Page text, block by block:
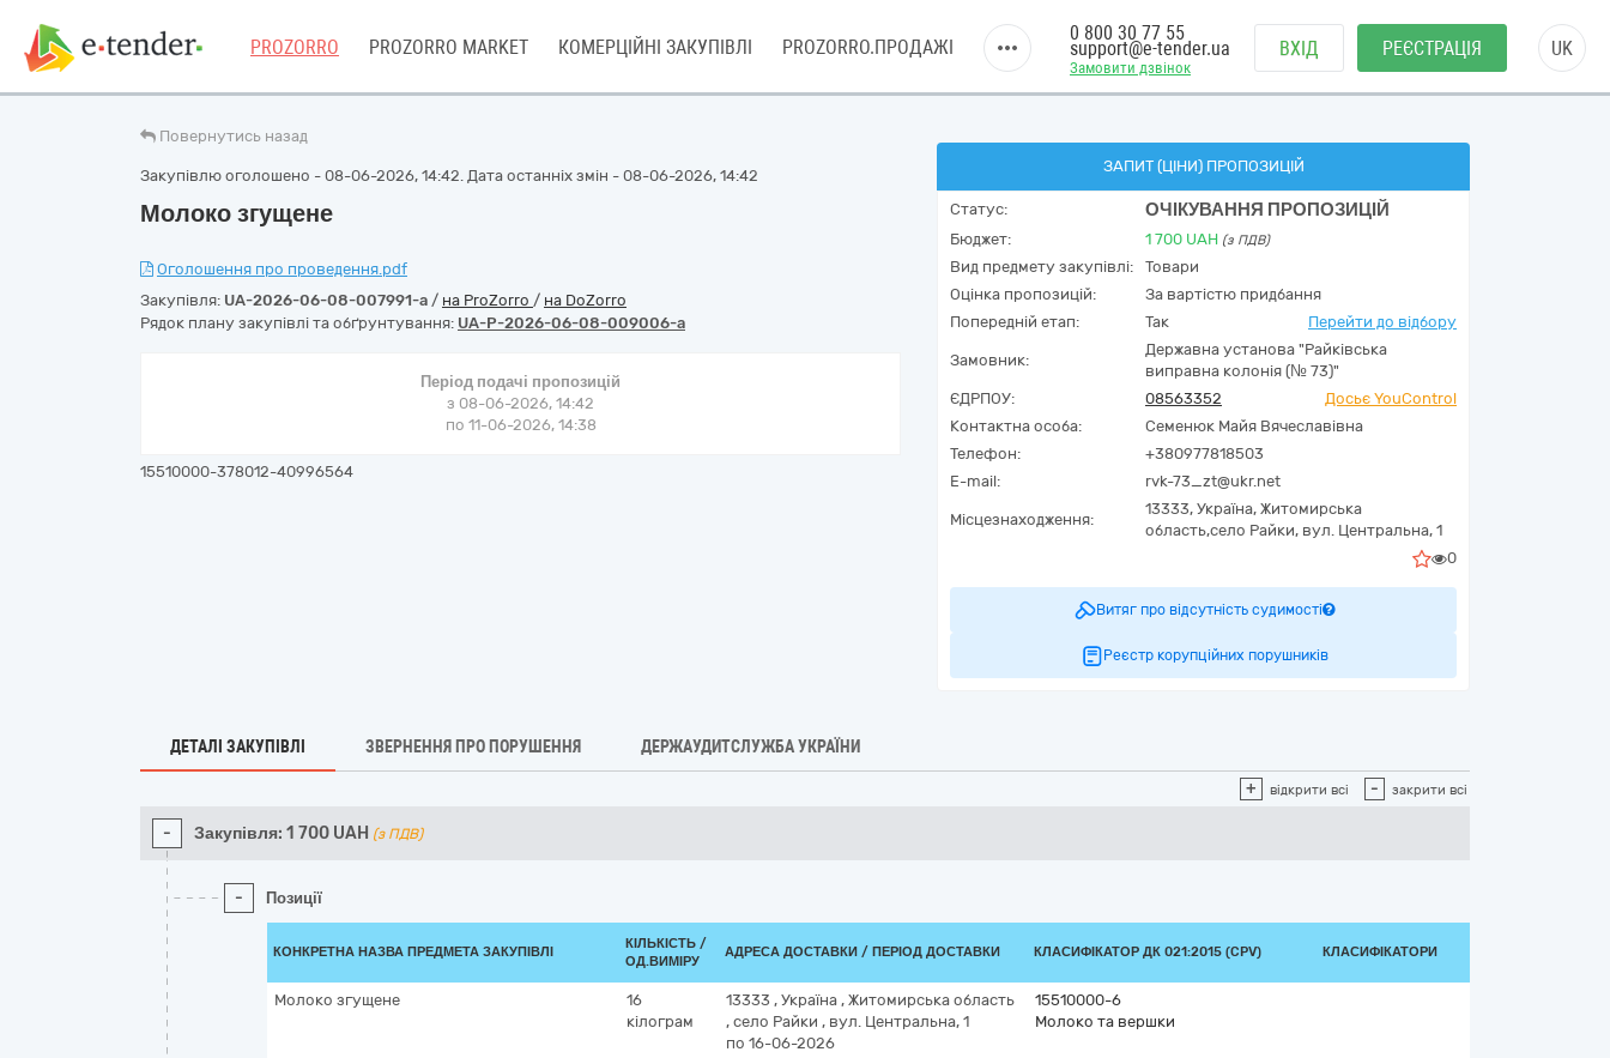
PROZORRO PROZORRO MARKET КОМЕРЦІЙНІ ЗАКУПІВЛІ PROZORRO.ПРОДАЖІ
Замовити дзвінок
0 800 30 77 55
support@e-tender.ua ВХІД РЕЄСТРАЦІЯ UK
Повернутись назад
Закупівлю оголошено - 08-06-2026, 14:42. Дата останніх змін - 08-06-2026, 14:42
Молоко згущене
Оголошення про проведення.pdf
Закупівля: UA-2026-06-08-007991-a / на ProZorro / на DoZorro
Рядок плану закупівлі та обґрунтування: UA-P-2026-06-08-009006-a
Період подачі пропозицій
з 08-06-2026, 14:42
по 11-06-2026, 14:38
15510000-378012-40996564
ЗАПИТ (ЦІНИ) ПРОПОЗИЦІЙ
Статус: ОЧІКУВАННЯ ПРОПОЗИЦІЙ
Бюджет: 1 700 UAH (з ПДВ)
Вид предмету закупівлі:
Товари
Оцінка пропозицій:
За вартістю придбання
Попередній етап:
Так Перейти до відбору
Замовник:
Державна установа "Райківська
виправна колонія (№ 73)"
ЄДРПОУ:
08563352
Досьє YouControl
Контактна особа:
Семенюк Майя Вячеславівна
Телефон:
+380977818503
E-mail:
rvk-73_zt@ukr.net
Місцезнаходження:
13333, Україна, Житомирська
область,село Райки, вул. Центральна, 1
0
Витяг про відсутність судимості
Реєстр корупційних порушників
ДЕТАЛІ ЗАКУПІВЛІ ЗВЕРНЕННЯ ПРО ПОРУШЕННЯ ДЕРЖАУДИТСЛУЖБА УКРАЇНИ
+ відкрити всі - закрити всі
- Закупівля: 1 700 UAH (з ПДВ)
- Позиції
КОНКРЕТНА НАЗВА ПРЕДМЕТА ЗАКУПІВЛІ
КІЛЬКІСТЬ /
ОД.ВИМІРУ
АДРЕСА ДОСТАВКИ / ПЕРІОД ДОСТАВКИ КЛАСИФІКАТОР ДК 021:2015 (CPV) КЛАСИФІКАТОРИ
Молоко згущене
16
кілограм
13333 , Україна , Житомирська область
, село Райки , вул. Центральна, 1
по 16-06-2026
15510000-6
Молоко та вершки